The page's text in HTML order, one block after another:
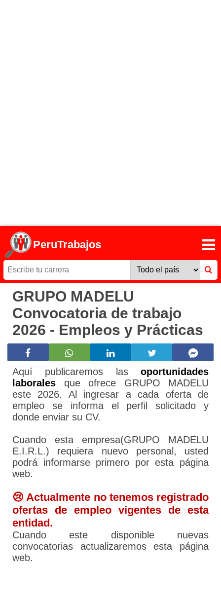
PeruTrabajos
GRUPO MADELU
Convocatoria de trabajo
2026 - Empleos y Prácticas
Aquí publicaremos las oportunidades
laborales que ofrece GRUPO MADELU
este 2026. Al ingresar a cada oferta de
empleo se informa el perfil solicitado y
donde enviar su CV.
Cuando esta empresa(GRUPO MADELU
E.I.R.L.) requiera nuevo personal, usted
podrá informarse primero por esta página
web.
😢 Actualmente no tenemos registrado
ofertas de empleo vigentes de esta
entidad.
Cuando este disponible nuevas
convocatorias actualizaremos esta página
web.